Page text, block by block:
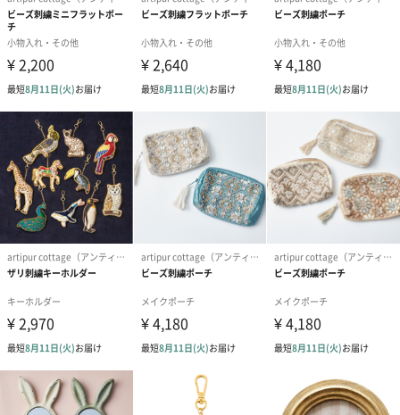
パッケージ外
ビニール袋
全体重量
製造国
インド
素材・材質
裏地：綿100％
商品オプション情報
お届けボックスオプション
配送用のダンボールを装飾いたします。お相手のご住所に直接お
送りする際に人気のオプションです。お相手に直接手渡しする場
合は、紙袋との併用もおすすめです。